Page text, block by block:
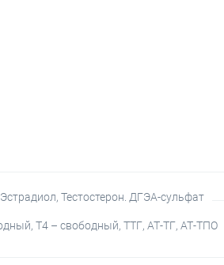
Тестостерон. ДГЭА-сульфат
Т4 – свободный, ТТГ, АТ-ТГ, АТ-ТПО